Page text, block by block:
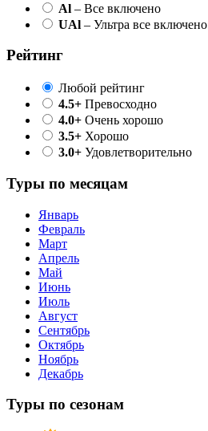
Al – Все включено
UAl – Ультра все включено
Рейтинг
Любой рейтинг
4.5+ Превосходно
4.0+ Очень хорошо
3.5+ Хорошо
3.0+ Удовлетворительно
Туры по месяцам
Январь
Февраль
Март
Апрель
Май
Июнь
Июль
Август
Сентябрь
Октябрь
Ноябрь
Декабрь
Туры по сезонам